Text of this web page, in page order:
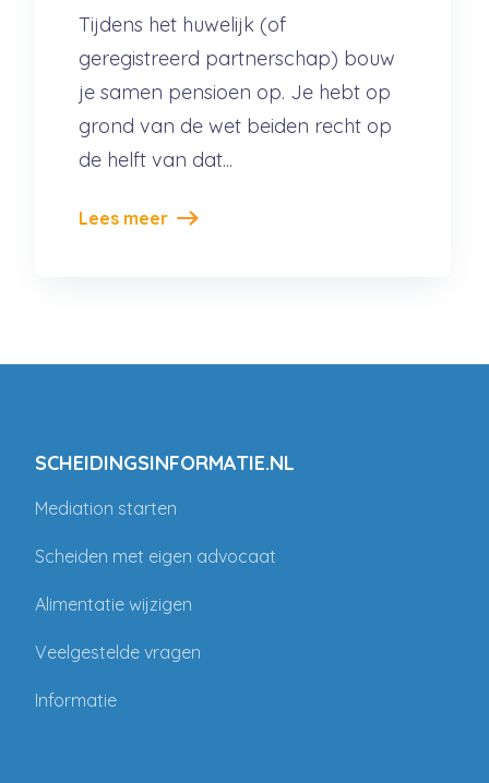
Tijdens het huwelijk (of
geregistreerd partnerschap) bouw
je samen pensioen op. Je hebt op
grond van de wet beiden recht op
de helft van dat...
Lees meer
SCHEIDINGSINFORMATIE.NL
Mediation starten
Scheiden met eigen advocaat
Alimentatie wijzigen
Veelgestelde vragen
Informatie